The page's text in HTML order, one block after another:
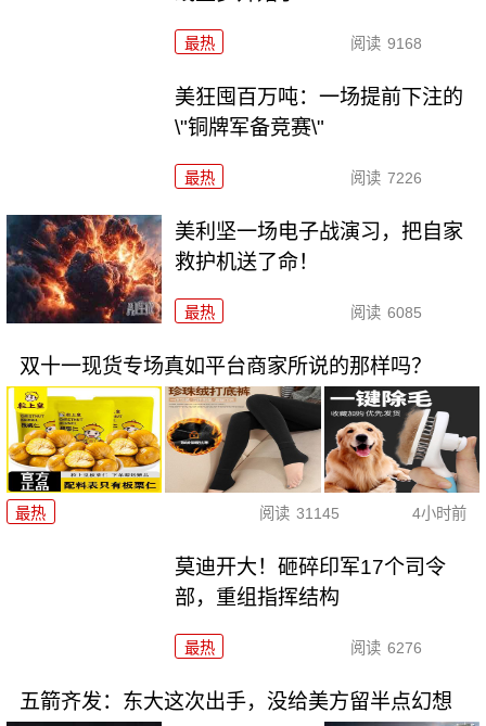
最热 阅读 9168
美狂囤百万吨：一场提前下注的
\"铜牌军备竞赛\"
最热 阅读 7226
美利坚一场电子战演习，把自家
救护机送了命！
最热 阅读 6085
双十一现货专场真如平台商家所说的那样吗？
最热 阅读 31145 4小时前
莫迪开大！砸碎印军17个司令
部，重组指挥结构
最热 阅读 6276
五箭齐发：东大这次出手，没给美方留半点幻想